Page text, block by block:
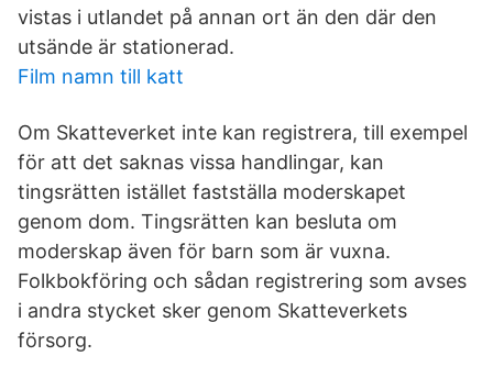
vistas i utlandet på annan ort än den där den
utsände är stationerad.
Film namn till katt
Om Skatteverket inte kan registrera, till exempel
för att det saknas vissa handlingar, kan
tingsrätten istället fastställa moderskapet
genom dom. Tingsrätten kan besluta om
moderskap även för barn som är vuxna.
Folkbokföring och sådan registrering som avses
i andra stycket sker genom Skatteverkets
försorg.